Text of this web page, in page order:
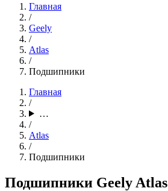
Главная
/
Geely
/
Atlas
/
Подшипники
Главная
/
…
/
Atlas
/
Подшипники
Подшипники Geely Atlas